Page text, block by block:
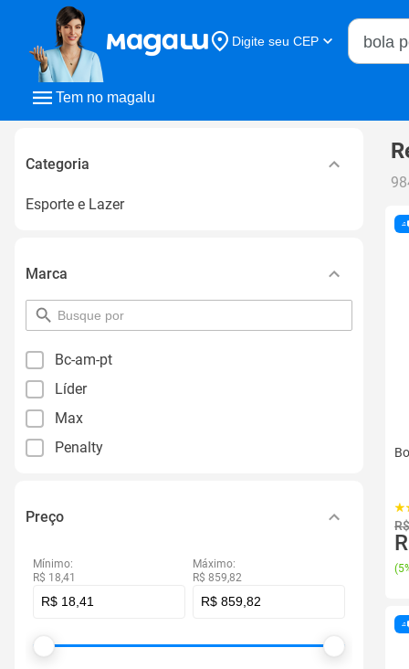
Tem no magalu
Digite seu CEP
Buscar
Categoria
Esporte e Lazer
Marca
pesquisar
por
Bc-am-pt
Líder
Max
Penalty
Preço
Mínimo:
R$ 18,41
Máximo:
R$ 859,82
(